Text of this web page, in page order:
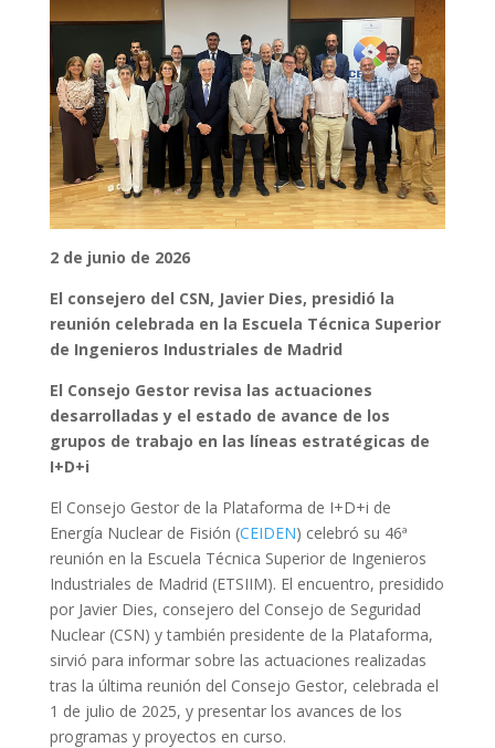
2 de junio de 2026
El consejero del CSN, Javier Dies, presidió la
reunión celebrada en la Escuela Técnica Superior
de Ingenieros Industriales de Madrid
El Consejo Gestor revisa las actuaciones
desarrolladas y el estado de avance de los
grupos de trabajo en las líneas estratégicas de
I+D+i
El Consejo Gestor de la Plataforma de I+D+i de
Energía Nuclear de Fisión (CEIDEN) celebró su 46ª
reunión en la Escuela Técnica Superior de Ingenieros
Industriales de Madrid (ETSIIM). El encuentro, presidido
por Javier Dies, consejero del Consejo de Seguridad
Nuclear (CSN) y también presidente de la Plataforma,
sirvió para informar sobre las actuaciones realizadas
tras la última reunión del Consejo Gestor, celebrada el
1 de julio de 2025, y presentar los avances de los
programas y proyectos en curso.